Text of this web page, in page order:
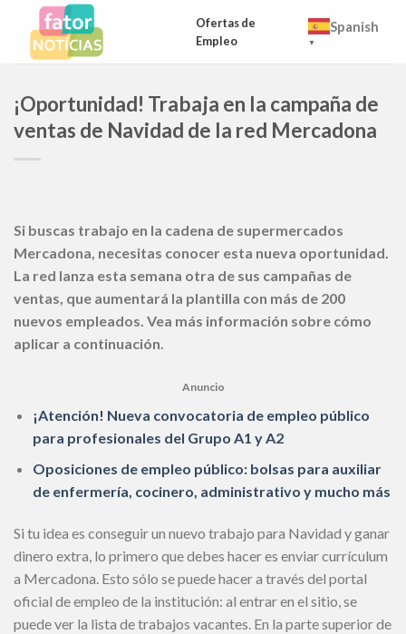
content
Ofertas de
Empleo
Spanish
▼
¡Oportunidad! Trabaja en la campaña de
ventas de Navidad de la red Mercadona
Si buscas trabajo en la cadena de supermercados
Mercadona, necesitas conocer esta nueva oportunidad.
La red lanza esta semana otra de sus campañas de
ventas, que aumentará la plantilla con más de 200
nuevos empleados. Vea más información sobre cómo
aplicar a continuación.
Anuncio
¡Atención! Nueva convocatoria de empleo público
para profesionales del Grupo A1 y A2
Oposiciones de empleo público: bolsas para auxiliar
de enfermería, cocinero, administrativo y mucho más
Si tu idea es conseguir un nuevo trabajo para Navidad y ganar
dinero extra, lo primero que debes hacer es enviar currículum
a Mercadona. Esto sólo se puede hacer a través del portal
oficial de empleo de la institución: al entrar en el sitio, se
puede ver la lista de trabajos vacantes. En la parte superior de